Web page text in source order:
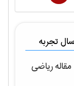
سال تجربه
رياضی